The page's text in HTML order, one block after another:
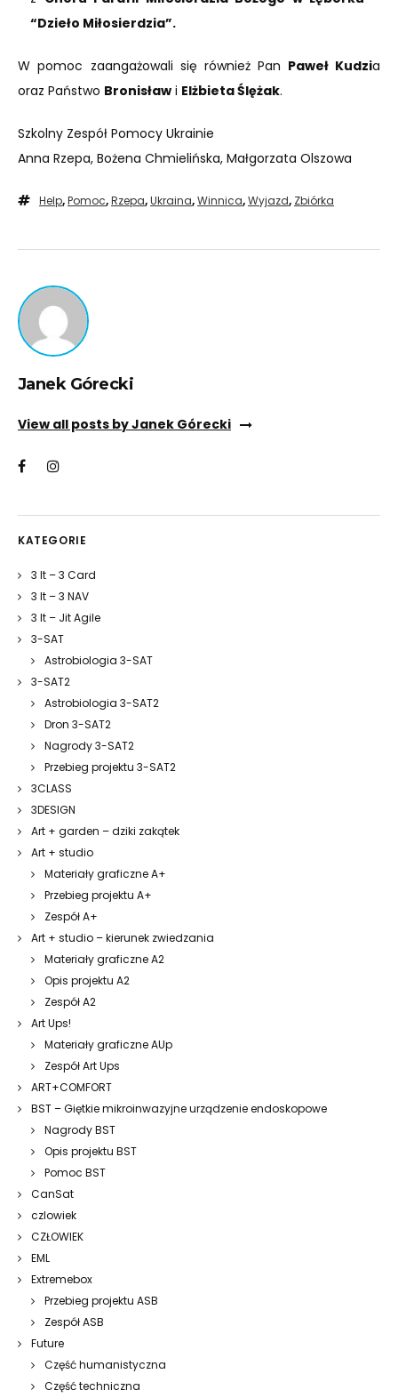
“Dzieło Miłosierdzia”.
W pomoc zaangażowali się również Pan Paweł Kudzia
oraz Państwo Bronisław i Elżbieta Ślężak.
Szkolny Zespół Pomocy Ukrainie
Anna Rzepa, Bożena Chmielińska, Małgorzata Olszowa
Help,Pomoc,Rzepa,Ukraina,Winnica,Wyjazd, Zbiórka
Janek Górecki
View all posts by Janek Górecki
KATEGORIE
3 It – 3 Card
3 It – 3 NAV
3 It – Jit Agile
3-SAT
Astrobiologia 3-SAT
3-SAT2
Astrobiologia 3-SAT2
Dron 3-SAT2
Nagrody 3-SAT2
Przebieg projektu 3-SAT2
3CLASS
3DESIGN
Art + garden – dziki zakątek
Art + studio
Materiały graficzne A+
Przebieg projektu A+
Zespół A+
Art + studio – kierunek zwiedzania
Materiały graficzne A2
Opis projektu A2
Zespół A2
Art Ups!
Materiały graficzne AUp
Zespół Art Ups
ART+COMFORT
BST – Giętkie mikroinwazyjne urządzenie endoskopowe
Nagrody BST
Opis projektu BST
Pomoc BST
CanSat
czlowiek
CZŁOWIEK
EML
Extremebox
Przebieg projektu ASB
Zespół ASB
Future
Część humanistyczna
Część techniczna